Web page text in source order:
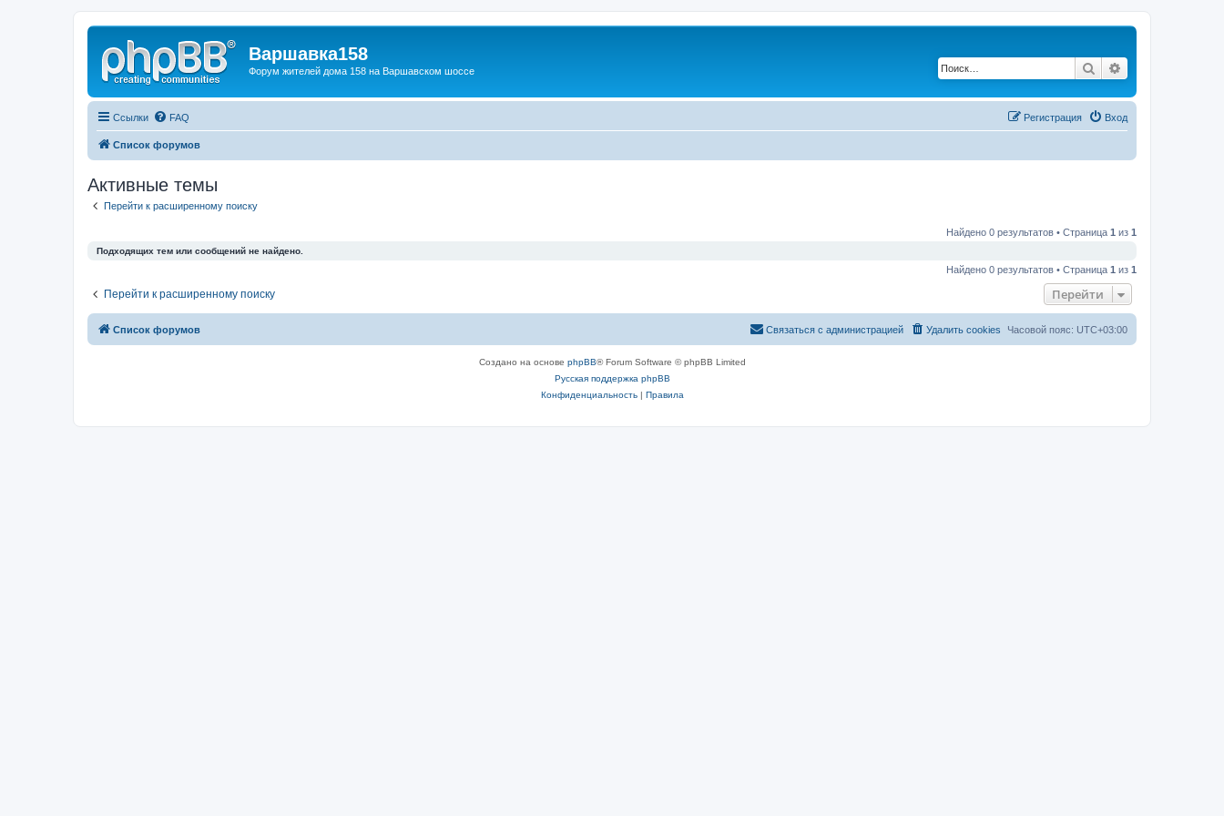
Варшавка158
Форум жителей дома 158 на Варшавском шоссе Поиск
Ссылки FAQ Вход
Регистрация
Список форумов
Активные темы
Перейти к расширенному поиску
Найдено 0 результатов • Страница 1 из 1
Подходящих тем или сообщений не найдено.
Найдено 0 результатов • Страница 1 из 1
Перейти к расширенному поиску Перейти
Список форумов Часовой пояс: UTC+03:00
Удалить cookies
Связаться с администрацией
Создано на основе phpBB® Forum Software © phpBB Limited
Русская поддержка phpBB
Конфиденциальность| Правила